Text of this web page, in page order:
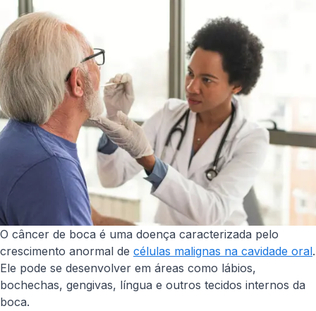
O câncer de boca é uma doença caracterizada pelo
crescimento anormal de células malignas na cavidade oral.
Ele pode se desenvolver em áreas como lábios,
bochechas, gengivas, língua e outros tecidos internos da
boca.